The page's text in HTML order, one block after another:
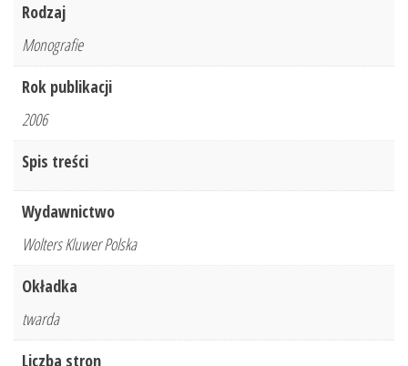
Rodzaj
Monografie
Rok publikacji
2006
Spis treści
Wydawnictwo
Wolters Kluwer Polska
Okładka
twarda
Liczba stron